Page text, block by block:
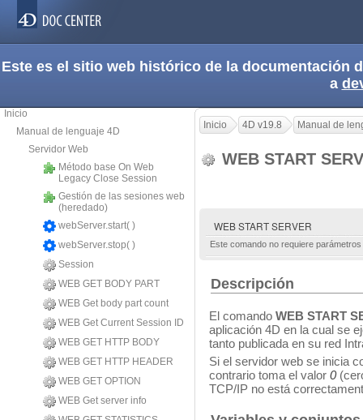
Este es el sitio web histórico de la documentación
a
Inicio
Manual de lenguaje 4D
Servidor Web
Método base On Web
Legacy Close Session
Gestión de las sesiones web
(heredado)
webServer.start( )
webServer.stop( )
Session
WEB GET BODY PART
WEB Get body part count
WEB Get Current Session ID
WEB GET HTTP BODY
WEB GET HTTP HEADER
WEB GET OPTION
WEB Get server info
Inicio 4D v19.8 Manual de
WEB START
WEB START SERVER
Este comando no requiere parámetros
Descripción
El comando WEB START
aplicación 4D en la cual se
tanto publicada en su red
Si el servidor web se inicia
contrario toma el valor 0
TCP/IP no está